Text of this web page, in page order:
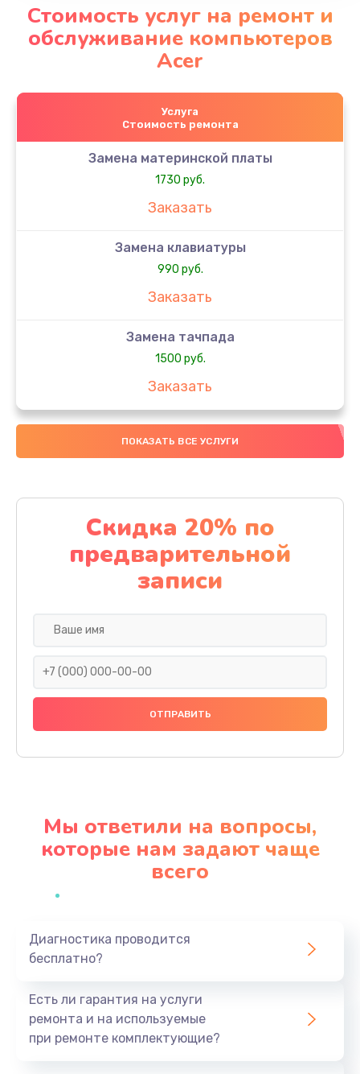
Стоимость услуг на ремонт и
обслуживание компьютеров
Acer
Услуга
Стоимость ремонта
Замена материнской платы
1730 руб.
Заказать
Замена клавиатуры
990 руб.
Заказать
Замена тачпада
1500 руб.
Заказать
Замена южного моста
1950 руб.
Чистка от пыли
1060 руб.
Заказать
Ремонт подсветки
1200 руб.
Заказать
Замена видеочипа
Ремонт разъема питания
Заказать
ПОКАЗАТЬ ВСЕ УСЛУГИ
Скидка 20% по
предварительной
записи
Мы ответили на вопросы,
которые нам задают чаще
всего
Диагностика проводится
бесплатно?
Есть ли гарантия на услуги
ремонта и на используемые
при ремонте комплектующие?